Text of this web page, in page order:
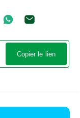
Copier le lien